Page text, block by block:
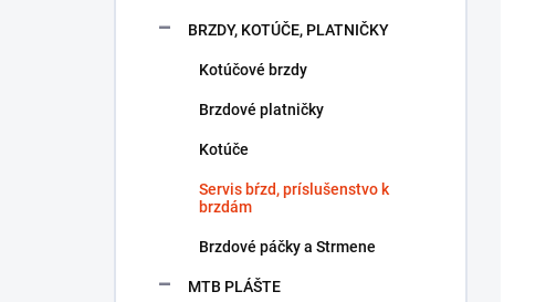
BRZDY, KOTÚČE, PLATNIČKY
Kotúčové brzdy
Brzdové platničky
Kotúče
Servis bŕzd, príslušenstvo k
brzdám
Brzdové páčky a Strmene
MTB PLÁŠTE